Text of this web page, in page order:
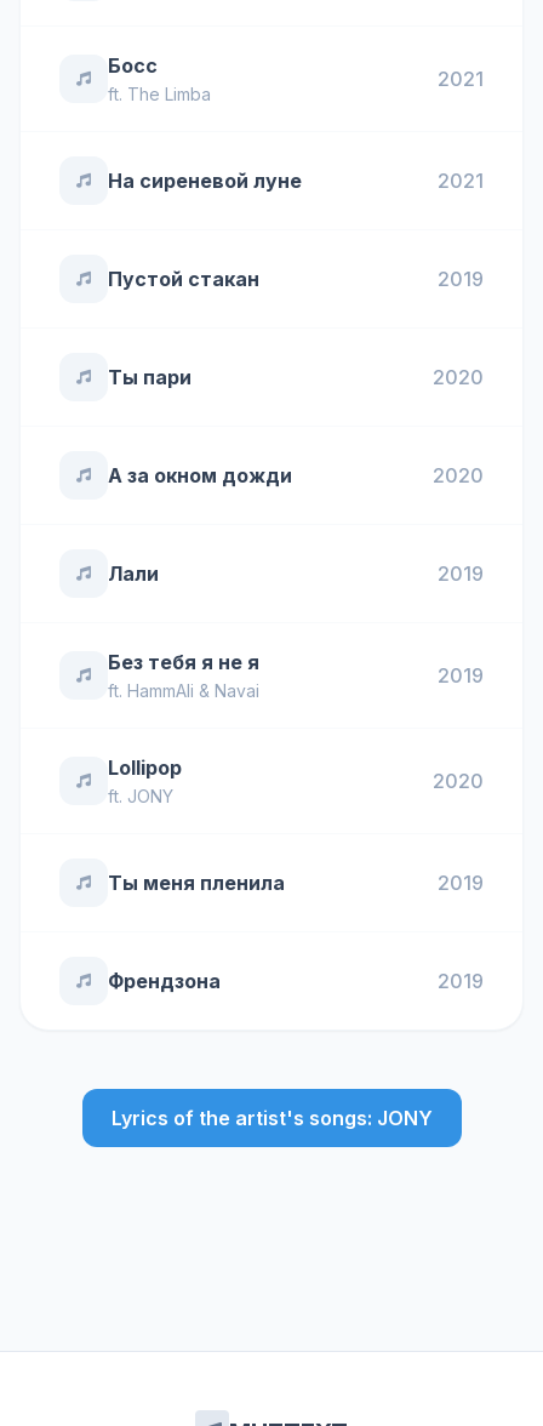
Босс
ft. The Limba
2021
На сиреневой луне 2021
Пустой стакан 2019
Ты пари 2020
А за окном дожди 2020
Лали 2019
Без тебя я не я
ft. HammAli & Navai
2019
Lollipop
ft. JONY
2020
Ты меня пленила 2019
Френдзона 2019
Lyrics of the artist's songs: JONY